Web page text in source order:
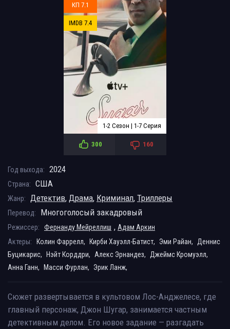
КП 7.1
IMDB 7.4
1-2 Сезон | 1-7 Серия
300 160
Год выхода: 2024
Страна: США
Жанр: Детектив, Драма, Криминал, Триллеры
Перевод: Многоголосый закадровый
Режиссер: Фернанду Мейреллиш , Адам Аркин
Актеры:
Колин Фаррелл, Кирби Хауэлл-Батист, Эми Райан,
Деннис
Буцикарис,
Нэйт Корддри, Алекс Эрнандез,
Джеймс Кромуэлл,
Анна Ганн,
Масси Фурлан, Эрик Ланж,
Сюжет развертывается в культовом Лос-Анджелесе, где
главный персонаж, Джон Шугар, занимается частным
детективным делом. Его новое задание — разгадать